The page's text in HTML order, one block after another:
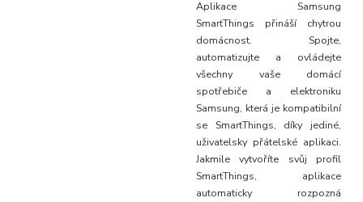
Aplikace Samsung
SmartThings přináší chytrou
domácnost. Spojte,
automatizujte a ovládejte
všechny vaše domácí
spotřebiče a elektroniku
Samsung, která je kompatibilní
se SmartThings, díky jediné,
uživatelsky přátelské aplikaci.
Jakmile vytvoříte svůj profil
SmartThings, aplikace
automaticky rozpozná